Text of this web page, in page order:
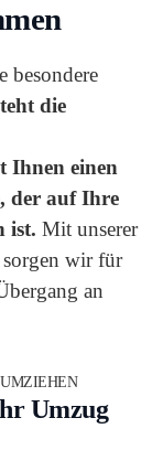
besondere
die
Ihnen einen
der auf Ihre
ist. Mit unserer
wir für
an
Umzug